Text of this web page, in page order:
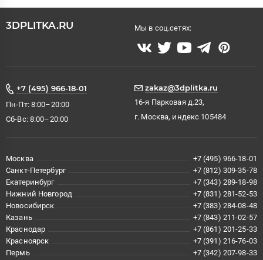
3DPLITKA.RU Мы в соц.сетях:
+7 (495) 966-18-01
Пн-Пт: 8:00–20:00
Сб-Вс: 8:00–20:00
zakaz@3dplitka.ru
16-я Парковая д.23,
г. Москва, индекс 105484
Москва
+7 (495) 966-18-01
Санкт-Петербург
+7 (812) 309-35-78
Екатеринбург
+7 (343) 289-18-98
Нижний Новгород
+7 (831) 281-52-53
Новосибирск
+7 (383) 284-08-48
Казань
+7 (843) 211-02-57
Краснодар
+7 (861) 201-25-33
Красноярск
+7 (391) 216-76-03
Пермь
+7 (342) 207-98-33